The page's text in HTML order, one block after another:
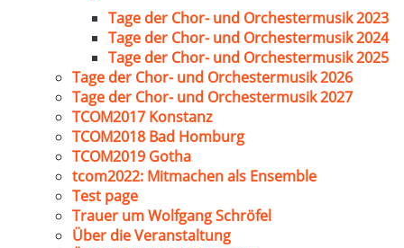
Tage der Chor- und Orchestermusik 2023
Tage der Chor- und Orchestermusik 2024
Tage der Chor- und Orchestermusik 2025
Tage der Chor- und Orchestermusik 2026
Tage der Chor- und Orchestermusik 2027
TCOM2017 Konstanz
TCOM2018 Bad Homburg
TCOM2019 Gotha
tcom2022: Mitmachen als Ensemble
Test page
Trauer um Wolfgang Schröfel
Über die Veranstaltung